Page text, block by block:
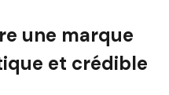
une marque
et crédible